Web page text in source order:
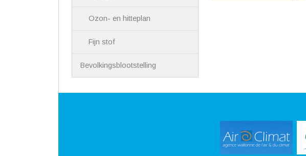
Ozon- en hitteplan
Fijn stof
Bevolkingsblootstelling